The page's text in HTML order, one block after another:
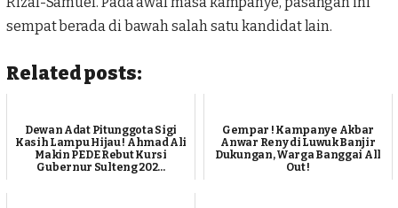
sempat berada di bawah salah satu kandidat lain.
Related posts:
Dewan Adat Pitunggota Sigi
Kasih Lampu Hijau ! Ahmad Ali
Makin PEDE Rebut Kursi
Gubernur Sulteng 202...
Gempar ! Kampanye Akbar
Anwar Reny di Luwuk Banjir
Dukungan, Warga Banggai All
Out !